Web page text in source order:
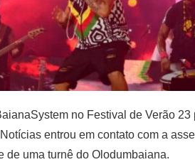
no Festival de Verão
entrou em contato com a
de uma turnê do Olodumbaiana.